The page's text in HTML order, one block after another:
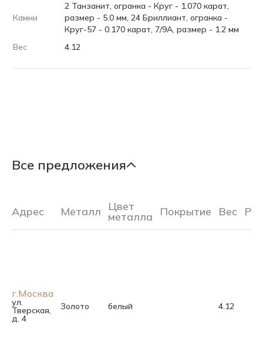
Камни
2 Танзанит, огранка - Круг - 1.070 карат,
размер - 5.0 мм, 24 Бриллиант, огранка -
Круг-57 - 0.170 карат, 7/9А, размер - 1.2 мм
Вес
4.12
Все предложения
Адрес Металл Цвет
металла Покрытие Вес
г.Москва
ул.
Тверская,
д. 4
Золото белый 4.12